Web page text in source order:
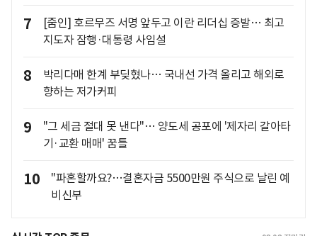
7
[줌인] 호르무즈 서명 앞두고 이란 리더십 증발… 최고
지도자 잠행·대통령 사임설
8
박리다매 한계 부딪혔나… 국내선 가격 올리고 해외로
향하는 저가커피
9
"그 세금 절대 못 낸다"… 양도세 공포에 '제자리 갈아타
기·교환 매매' 꿈틀
10
"파혼할까요?…결혼자금 5500만원 주식으로 날린 예
비신부